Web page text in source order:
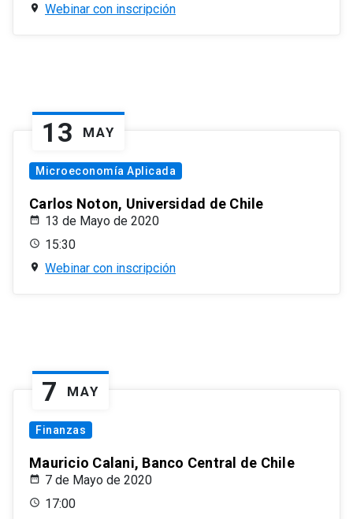
Webinar con inscripción
13 MAY
Microeconomía Aplicada
Carlos Noton, Universidad de Chile
13 de Mayo de 2020
15:30
Webinar con inscripción
7 MAY
Finanzas
Mauricio Calani, Banco Central de Chile
7 de Mayo de 2020
17:00